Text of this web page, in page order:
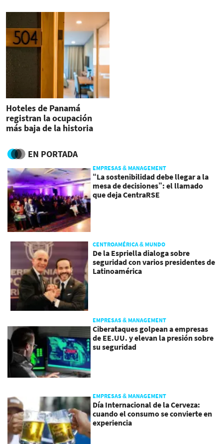
Hoteles de Panamá
registran la ocupación
más baja de la historia
EN PORTADA
EMPRESAS & MANAGEMENT
“La sostenibilidad debe llegar a la
mesa de decisiones”: el llamado
que deja CentraRSE
CENTROAMÉRICA & MUNDO
De la Espriella dialoga sobre
seguridad con varios presidentes de
Latinoamérica
EMPRESAS & MANAGEMENT
Ciberataques golpean a empresas
de EE.UU. y elevan la presión sobre
su seguridad
EMPRESAS & MANAGEMENT
Día Internacional de la Cerveza:
cuando el consumo se convierte en
experiencia